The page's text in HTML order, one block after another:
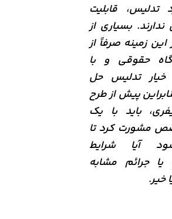
تدلیس، قابلیت
بسیاری از
این زمینه صرفاً از
حقوقی و با
خیار تدلیس حل
پیش از طرح
باید با یک
مشورت کرد تا
آیا شرایط
یا جرائم مشابه
خیر.